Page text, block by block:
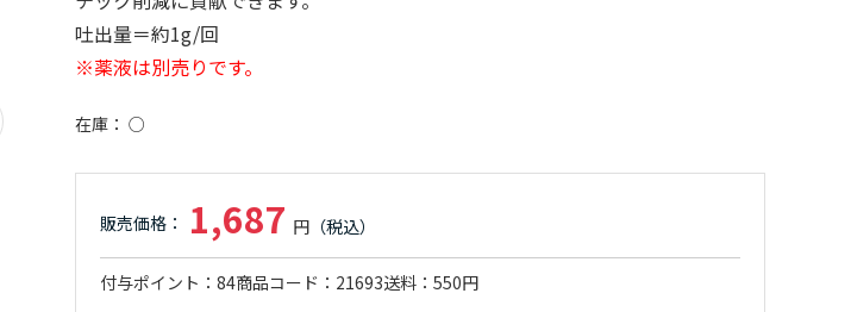
吐出量＝約1g/回
※薬液は別売りです。
在庫 ○
1,687
付与ポイント 84商品コード 21693送料 550円